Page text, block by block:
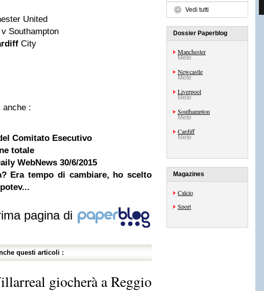
United
Southampton
City
anche :
Comitato Esecutivo
totale
WebNews 30/6/2015
Era tempo di cambiare, ho scelto
pagina di
questi articoli :
giocherà a Reggio
Vedi tutti
Dossier Paperblog
Manchester
Mete
Newcastle
Mete
Liverpool
Mete
Southampton
Mete
Cardiff
Mete
Magazines
Calcio
Sport